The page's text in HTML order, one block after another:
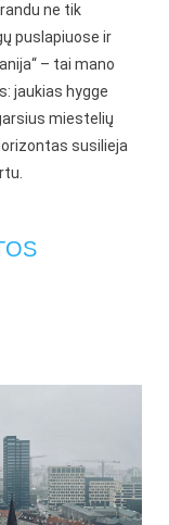
ne tik
puslapiuose ir
– tai mano
jaukias hygge
miestelių
susilieja